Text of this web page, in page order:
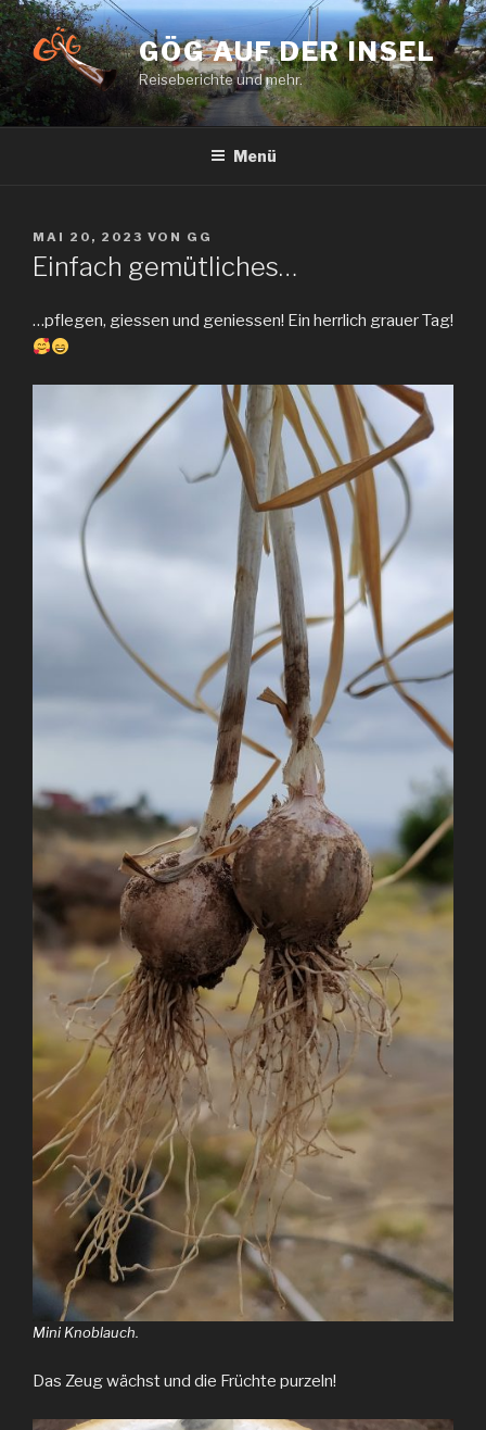
Zum
Inhalt
springen
GÖG AUF DER INSEL
Reiseberichte und mehr.
Menü
VERÖFFENTLICHT
AM
MAI 20, 2023 VON GG
Einfach gemütliches…
…pflegen, giessen und geniessen! Ein herrlich grauer Tag!
Mini Knoblauch.
Das Zeug wächst und die Früchte purzeln!